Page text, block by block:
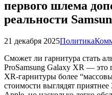
первого шлема
реальности
21 декабря 2025Политика
Сможет ли гарнитура стать
ProSamsung Galaxy XR — это
XR-гарнитуры более
стоимости выглядят